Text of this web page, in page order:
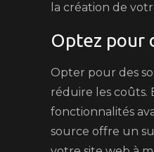
la création de
Optez pour
Opter pour des
réduire les coûts.
fonctionnalités
source offre un